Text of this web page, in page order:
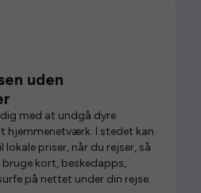
uden
med at undgå dyre
hjemmenetværk. I stedet kan
priser, når du rejser, så
kort, beskedapps,
på nettet under din rejse.